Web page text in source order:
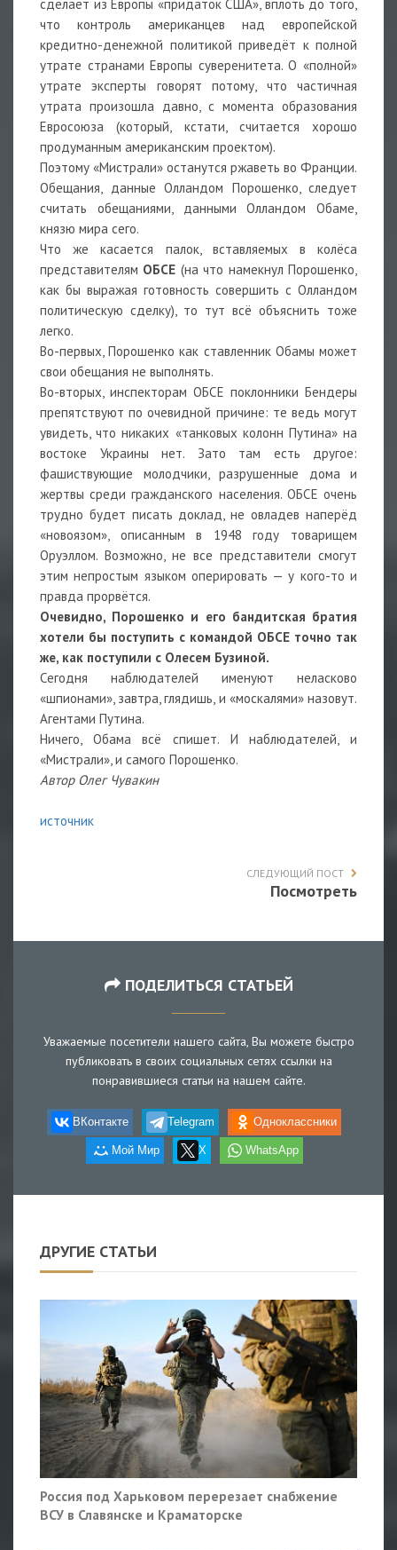
сделает из Европы «придаток США», вплоть до того,
что контроль американцев над европейской
кредитно-денежной политикой приведёт к полной
утрате странами Европы суверенитета. О «полной»
утрате эксперты говорят потому, что частичная
утрата произошла давно, с момента образования
Евросоюза (который, кстати, считается хорошо
продуманным американским проектом).
Поэтому «Мистрали» останутся ржаветь во Франции.
Обещания, данные Олландом Порошенко, следует
считать обещаниями, данными Олландом Обаме,
князю мира сего.
Что же касается палок, вставляемых в колёса
представителям ОБСЕ (на что намекнул Порошенко,
как бы выражая готовность совершить с Олландом
политическую сделку), то тут всё объяснить тоже
легко.
Во-первых, Порошенко как ставленник Обамы может
свои обещания не выполнять.
Во-вторых, инспекторам ОБСЕ поклонники Бендеры
препятствуют по очевидной причине: те ведь могут
увидеть, что никаких «танковых колонн Путина» на
востоке Украины нет. Зато там есть другое:
фашиствующие молодчики, разрушенные дома и
жертвы среди гражданского населения. ОБСЕ очень
трудно будет писать доклад, не овладев наперёд
«новоязом», описанным в 1948 году товарищем
Оруэллом. Возможно, не все представители смогут
этим непростым языком оперировать — у кого-то и
правда прорвётся.
Очевидно, Порошенко и его бандитская братия
хотели бы поступить с командой ОБСЕ точно так
же, как поступили с Олесем Бузиной.
Сегодня наблюдателей именуют неласково
«шпионами», завтра, глядишь, и «москалями» назовут.
Агентами Путина.
Ничего, Обама всё спишет. И наблюдателей, и
«Мистрали», и самого Порошенко.
Автор Олег Чувакин
источник
СЛЕДУЮЩИЙ ПОСТ
Посмотреть
ПОДЕЛИТЬСЯ СТАТЬЕЙ
Уважаемые посетители нашего сайта, Вы можете быстро
публиковать в своих социальных сетях ссылки на
понравившиеся статьи на нашем сайте.
ВКонтакте Telegram Одноклассники
Мой Мир X WhatsApp
ДРУГИЕ СТАТЬИ
Россия под Харьковом перерезает снабжение
ВСУ в Славянске и Краматорске